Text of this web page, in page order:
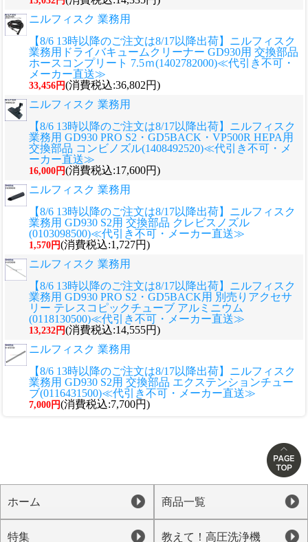
ニルフィスク 業務用
【8/6 13時以降のご注文は8/17以降出荷】ニルフィスク
業務用ドライバキュームクリーナー GD930用 交換部品
ホースコンプリート 7.5ｍ(1402782000)≪代引き不可・
メーカー直送≫
33,456円(消費税込:36,802円)
ニルフィスク 業務用
【8/6 13時以降のご注文は8/17以降出荷】ニルフィスク
業務用 GD930 PRO S2・GD5BACK・VP500R HEPA用
交換部品 コンビノズル(1408492520)≪代引き不可・メ
ーカー直送≫
16,000円(消費税込:17,600円)
ニルフィスク 業務用
【8/6 13時以降のご注文は8/17以降出荷】ニルフィスク
業務用 GD930 S2用 交換部品 クレビスノズル
(0103098500)≪代引き不可・メーカー直送≫
1,570円(消費税込:1,727円)
ニルフィスク 業務用
【8/6 13時以降のご注文は8/17以降出荷】ニルフィスク
業務用 GD930 PRO S2・GD5BACK用 別売りアクセサ
リー テレスコピックチューブ アルミニウム
(0118130500)≪代引き不可・メーカー直送≫
13,232円(消費税込:14,555円)
ニルフィスク 業務用
【8/6 13時以降のご注文は8/17以降出荷】ニルフィスク
業務用 GD930 S2用 交換部品 エクステンションチュー
ブ(0116431500)≪代引き不可・メーカー直送≫
7,000円(消費税込:7,700円)
ホーム 商品一覧
特集 教えて！高圧洗浄機